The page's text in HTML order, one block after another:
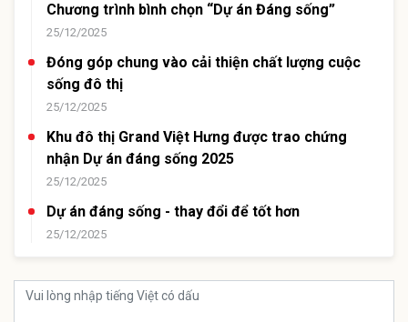
Chương trình bình chọn “Dự án Đáng sống”
25/12/2025
Đóng góp chung vào cải thiện chất lượng cuộc
sống đô thị
25/12/2025
Khu đô thị Grand Việt Hưng được trao chứng
nhận Dự án đáng sống 2025
25/12/2025
Dự án đáng sống - thay đổi để tốt hơn
25/12/2025